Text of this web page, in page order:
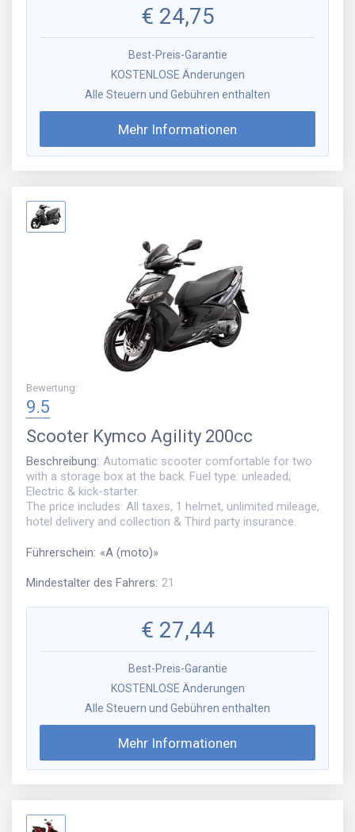
€ 24,75
Best-Preis-Garantie
KOSTENLOSE Änderungen
Alle Steuern und Gebühren enthalten
Mehr Informationen
Bewertung:
9.5
Scooter Kymco Agility 200cc
Beschreibung: Automatic scooter comfortable for two
with a storage box at the back. Fuel type: unleaded;
Electric & kick-starter.
The price includes: All taxes, 1 helmet, unlimited mileage,
hotel delivery and collection & Third party insurance.
Führerschein: «A (moto)»
Mindestalter des Fahrers: 21
€ 27,44
Best-Preis-Garantie
KOSTENLOSE Änderungen
Alle Steuern und Gebühren enthalten
Mehr Informationen